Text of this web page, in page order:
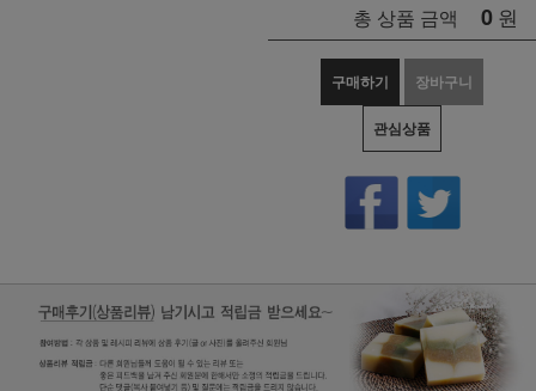
총 상품 금액 0 원
구매하기 장바구니
관심상품